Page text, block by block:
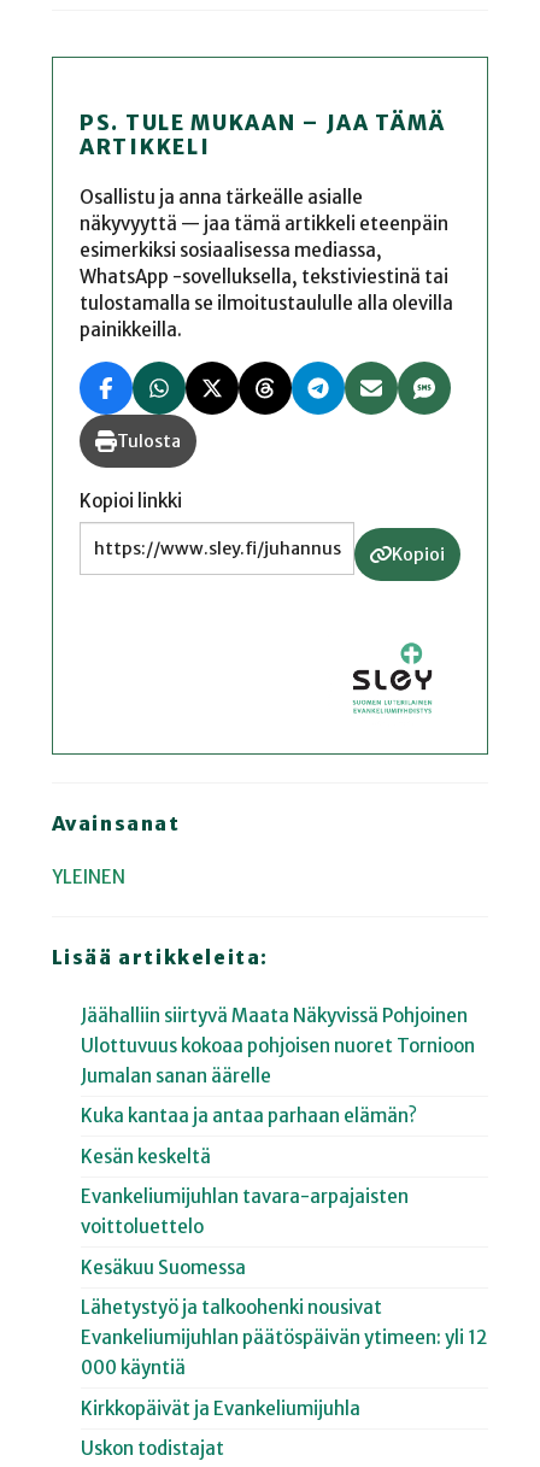
PS. TULE MUKAAN – JAA TÄMÄ
ARTIKKELI
Osallistu ja anna tärkeälle asialle
näkyvyyttä — jaa tämä artikkeli eteenpäin
esimerkiksi sosiaalisessa mediassa,
WhatsApp -sovelluksella, tekstiviestinä tai
tulostamalla se ilmoitustaululle alla olevilla
painikkeilla.
Tulosta
Kopioi linkki
Kopioi
Avainsanat
YLEINEN
Lisää artikkeleita:
Jäähalliin siirtyvä Maata Näkyvissä Pohjoinen
Ulottuvuus kokoaa pohjoisen nuoret Tornioon
Jumalan sanan äärelle
Kuka kantaa ja antaa parhaan elämän?
Kesän keskeltä
Evankeliumijuhlan tavara-arpajaisten
voittoluettelo
Kesäkuu Suomessa
Lähetystyö ja talkoohenki nousivat
Evankeliumijuhlan päätöspäivän ytimeen: yli 12
000 käyntiä
Kirkkopäivät ja Evankeliumijuhla
Uskon todistajat